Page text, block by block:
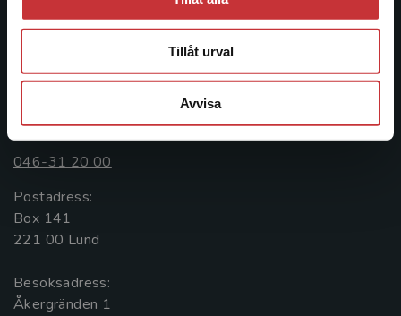
Tillåt urval
Avvisa
informationstjänster i utbudet, finns Studentlitteratur med
längs hela kunskapsresan.
Kontakta oss
Kontakta oss
046-31 20 00
Postadress:
Box 141
221 00 Lund
Besöksadress:
Åkergränden 1